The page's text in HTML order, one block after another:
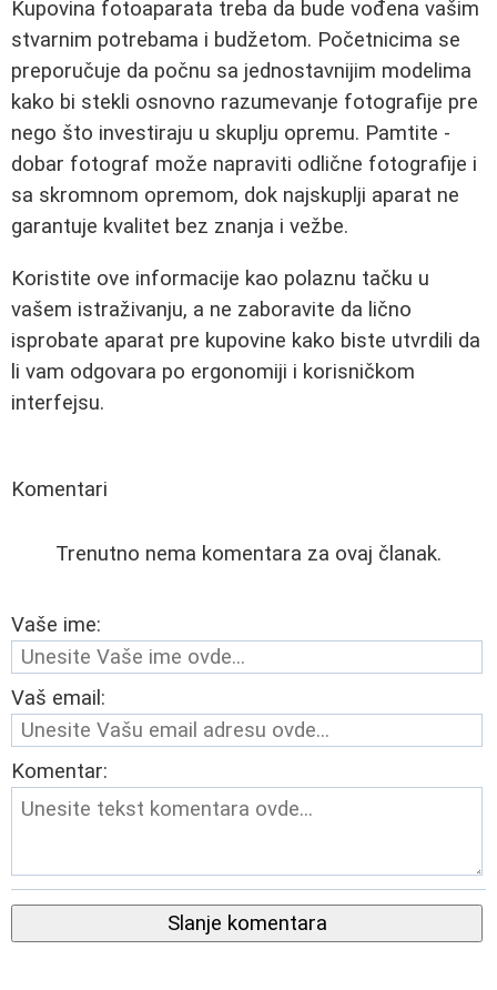
Kupovina fotoaparata treba da bude vođena vašim
stvarnim potrebama i budžetom. Početnicima se
preporučuje da počnu sa jednostavnijim modelima
kako bi stekli osnovno razumevanje fotografije pre
nego što investiraju u skuplju opremu. Pamtite -
dobar fotograf može napraviti odlične fotografije i
sa skromnom opremom, dok najskuplji aparat ne
garantuje kvalitet bez znanja i vežbe.
Koristite ove informacije kao polaznu tačku u
vašem istraživanju, a ne zaboravite da lično
isprobate aparat pre kupovine kako biste utvrdili da
li vam odgovara po ergonomiji i korisničkom
interfejsu.
Komentari
Trenutno nema komentara za ovaj članak.
Vaše ime:
Vaš email:
Komentar:
Slanje komentara